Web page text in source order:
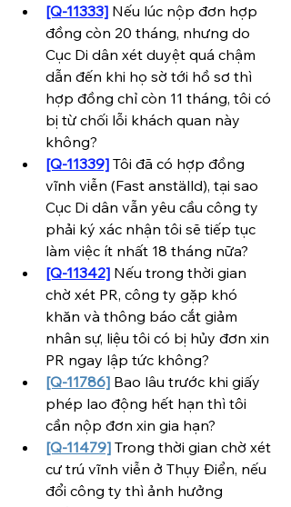
[Q-11333] Nếu lúc nộp đơn hợp
đồng còn 20 tháng, nhưng do
Cục Di dân xét duyệt quá chậm
dẫn đến khi họ sờ tới hồ sơ thì
hợp đồng chỉ còn 11 tháng, tôi có
bị từ chối lỗi khách quan này
không?
[Q-11339] Tôi đã có hợp đồng
vĩnh viễn (Fast anställd), tại sao
Cục Di dân vẫn yêu cầu công ty
phải ký xác nhận tôi sẽ tiếp tục
làm việc ít nhất 18 tháng nữa?
[Q-11342] Nếu trong thời gian
chờ xét PR, công ty gặp khó
khăn và thông báo cắt giảm
nhân sự, liệu tôi có bị hủy đơn xin
PR ngay lập tức không?
[Q-11786] Bao lâu trước khi giấy
phép lao động hết hạn thì tôi
cần nộp đơn xin gia hạn?
[Q-11479] Trong thời gian chờ xét
cư trú vĩnh viễn ở Thụy Điển, nếu
đổi công ty thì ảnh hưởng